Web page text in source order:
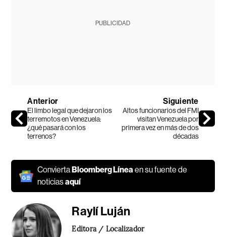
PUBLICIDAD
Anterior
El limbo legal que dejaron los
terremotos en Venezuela:
¿qué pasará con los
terrenos?
Siguiente
Altos funcionarios del FMI
visitan Venezuela por
primera vez en más de dos
décadas
Convierta Bloomberg Líneaen su fuente de
noticiasaquí
Raylí Luján
Editora / Localizador